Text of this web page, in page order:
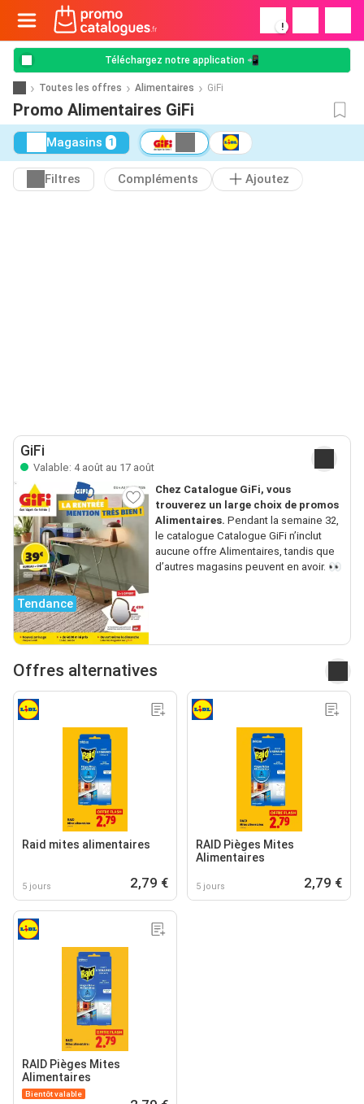
!
Téléchargez notre application 📲
Toutes les offres Alimentaires GiFi
Promo Alimentaires GiFi
Magasins 1
Filtres Compléments Ajoutez
GiFi
Valable: 4 août au 17 août
Tendance
Chez Catalogue GiFi, vous
trouverez un large choix de promos
Alimentaires. Pendant la semaine 32,
le catalogue Catalogue GiFi n’inclut
aucune offre Alimentaires, tandis que
d’autres magasins peuvent en avoir. 👀
Offres alternatives
Raid mites alimentaires
5 jours 2,79 €
RAID Pièges Mites
Alimentaires
5 jours 2,79 €
RAID Pièges Mites
Alimentaires
Bientôt valable